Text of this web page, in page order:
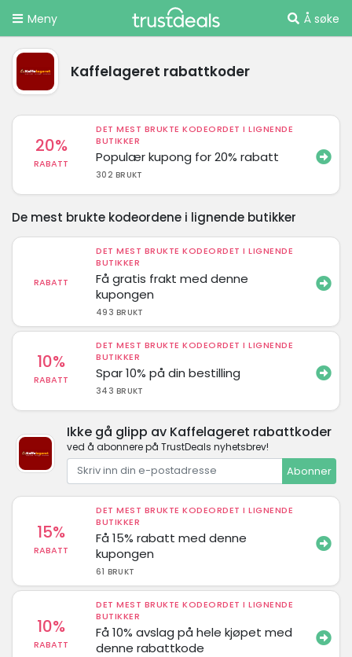
Meny Å søke
Kaffelageret rabattkoder
20%
RABATT
DET MEST BRUKTE KODEORDET I LIGNENDE
BUTIKKER
Populær kupong for 20% rabatt
302 BRUKT
De mest brukte kodeordene i lignende butikker
RABATT
DET MEST BRUKTE KODEORDET I LIGNENDE
BUTIKKER
Få gratis frakt med denne
kupongen
493 BRUKT
10%
RABATT
DET MEST BRUKTE KODEORDET I LIGNENDE
BUTIKKER
Spar 10% på din bestilling
343 BRUKT
Ikke gå glipp av Kaffelageret rabattkoder
ved å abonnere på TrustDeals nyhetsbrev!
Abonner
15%
RABATT
DET MEST BRUKTE KODEORDET I LIGNENDE
BUTIKKER
Få 15% rabatt med denne
kupongen
61 BRUKT
10%
RABATT
DET MEST BRUKTE KODEORDET I LIGNENDE
BUTIKKER
Få 10% avslag på hele kjøpet med
denne rabattkode